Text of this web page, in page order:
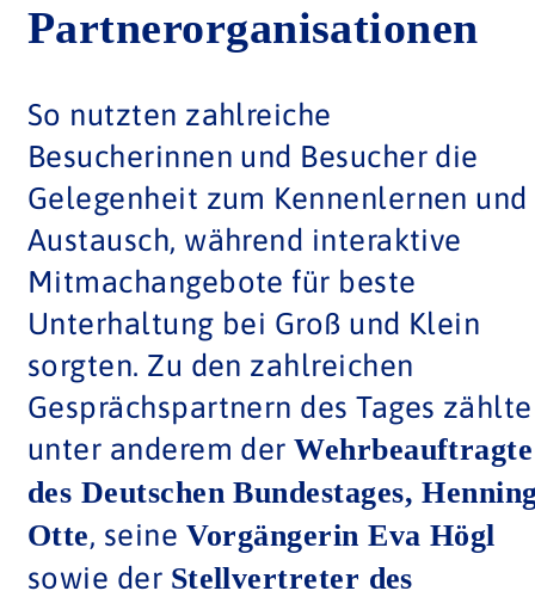
Partnerorganisationen
So nutzten zahlreiche
Besucherinnen und Besucher die
Gelegenheit zum Kennenlernen und
Austausch, während interaktive
Mitmachangebote für beste
Unterhaltung bei Groß und Klein
sorgten. Zu den zahlreichen
Gesprächspartnern des Tages zählte
unter anderem derWehrbeauftragte
des Deutschen Bundestages,
Otte, seine Vorgängerin Eva Högl
sowie der Stellvertreter des